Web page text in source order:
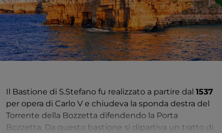
Il Bastione di S.Stefano fu realizzato a partire dal 1537
per opera di Carlo V e chiudeva la sponda destra del
Torrente della Bozzetta difendendo la Porta
Bozzetta. Da questo bastione si dipartiva un tratto di